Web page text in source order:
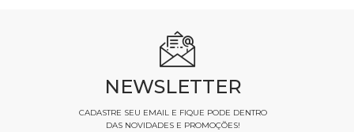
NEWSLETTER
CADASTRE SEU EMAIL E FIQUE PODE DENTRO
DAS NOVIDADES E PROMOÇÕES!